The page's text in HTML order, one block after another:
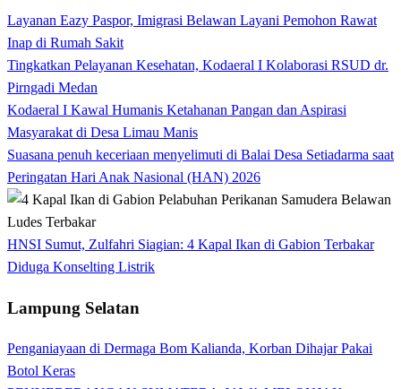
Layanan Eazy Paspor, Imigrasi Belawan Layani Pemohon Rawat
Inap di Rumah Sakit
Tingkatkan Pelayanan Kesehatan, Kodaeral I Kolaborasi RSUD dr.
Pirngadi Medan‎
Kodaeral I Kawal Humanis Ketahanan Pangan dan Aspirasi
Masyarakat di Desa Limau Manis
Suasana penuh keceriaan menyelimuti di Balai Desa Setiadarma saat
Peringatan Hari Anak Nasional (HAN) 2026
HNSI Sumut, Zulfahri Siagian: 4 Kapal Ikan di Gabion Terbakar
Diduga Konselting Listrik
Lampung Selatan
Penganiayaan di Dermaga Bom Kalianda, Korban Dihajar Pakai
Botol Keras